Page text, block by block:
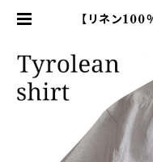
【リネン
ンラ